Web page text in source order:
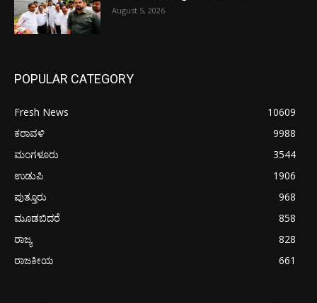
August 5, 2026
POPULAR CATEGORY
Fresh News
10609
ಕರಾವಳಿ
9988
ಮಂಗಳೂರು
3544
ಉಡುಪಿ
1906
ಪುತ್ತೂರು
968
ಮೂಡಬಿದರೆ
858
ರಾಜ್ಯ
828
ರಾಜಕೀಯ
661